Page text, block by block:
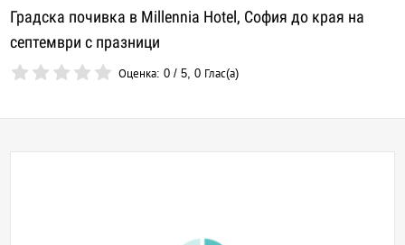
Градска почивка в Millennia Hotel, София до края на
септември с празници
Оценка:0 /5,0 Глас(а)